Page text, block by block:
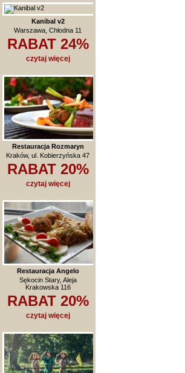
Kanibal v2
Warszawa, Chłodna 11
RABAT 24%
czytaj więcej
Restauracja Rozmaryn
Kraków, ul. Kobierzyńska 47
RABAT 20%
czytaj więcej
Restauracja Angelo
Sękocin Stary, Aleja
Krakowska 116
RABAT 20%
czytaj więcej